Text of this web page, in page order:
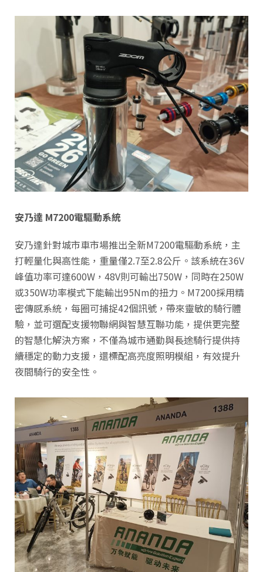
安乃達 M7200電驅動系統
安乃達針對城市車市場推出全新M7200電驅動系統，主
打輕量化與高性能，重量僅2.7至2.8公斤。該系統在36V
峰值功率可達600W，48V則可輸出750W，同時在250W
或350W功率模式下能輸出95Nm的扭力。M7200採用精
密傳感系統，每圈可捕捉42個訊號，帶來靈敏的騎行體
驗，並可選配支援物聯網與智慧互聯功能，提供更完整
的智慧化解決方案，不僅為城市通勤與長途騎行提供持
續穩定的動力支援，還標配高亮度照明模組，有效提升
夜間騎行的安全性。